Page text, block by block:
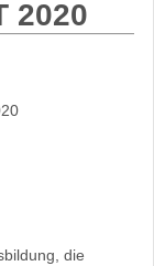
2020
die